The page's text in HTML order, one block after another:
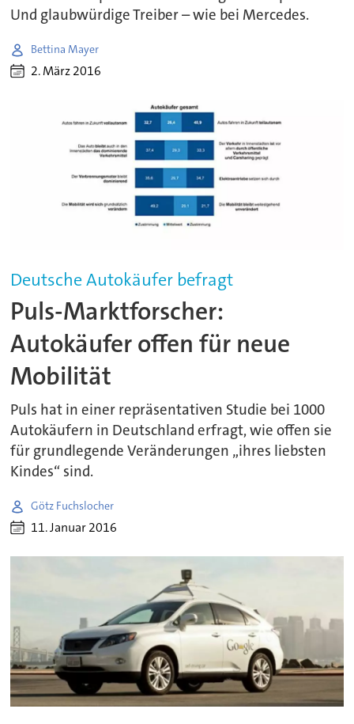
Und glaubwürdige Treiber – wie bei Mercedes.
Bettina Mayer
2. März 2016
Deutsche Autokäufer befragt
Puls-Marktforscher:
Autokäufer offen für neue
Mobilität
Puls hat in einer repräsentativen Studie bei 1000
Autokäufern in Deutschland erfragt, wie offen sie
für grundlegende Veränderungen „ihres liebsten
Kindes“ sind.
Götz Fuchslocher
11. Januar 2016